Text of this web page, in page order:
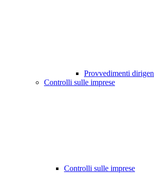
Provvedimenti
Controlli sulle imprese
Controlli sulle imprese